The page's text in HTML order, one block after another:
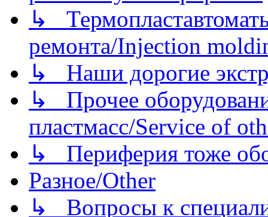
↳
ремонта/Injection
↳ Наши дорогие
↳ Прочее
пластмасс/Service of
↳ Периферия тоже
Разное/Other
↳ Вопросы к